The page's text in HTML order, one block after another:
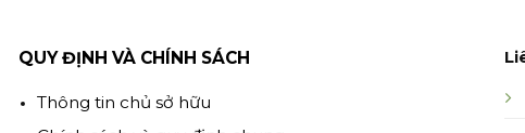
QUY ĐỊNH VÀ CHÍNH SÁCH
Thông tin chủ sở hữu